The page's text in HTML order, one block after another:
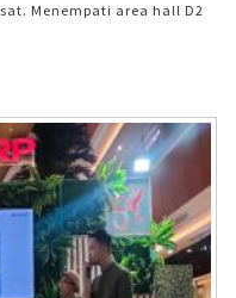
Menempati area hall D2
penggunaan warna
visi misi perusahaan